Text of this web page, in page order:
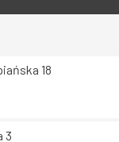
18
3